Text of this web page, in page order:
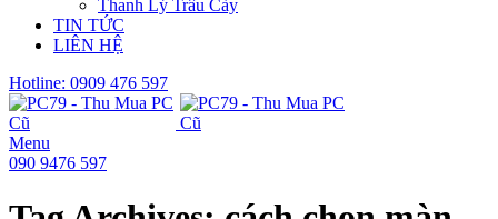
Thanh Lý Trâu Cày
TIN TỨC
LIÊN HỆ
Hotline: 0909 476 597
Menu
090 9476 597